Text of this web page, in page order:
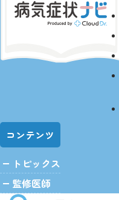
コンテンツ
トピックス
監修医師